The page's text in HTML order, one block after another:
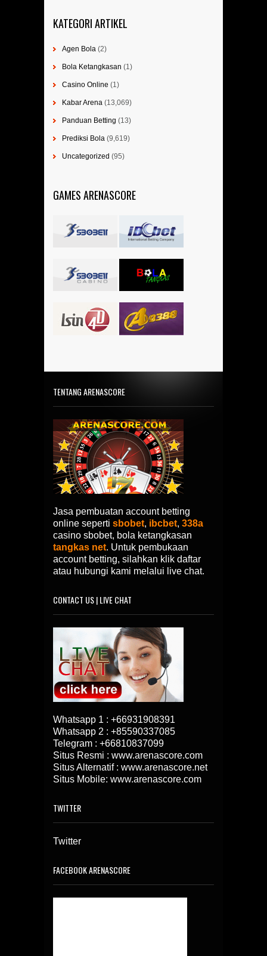
KATEGORI ARTIKEL
Agen Bola (2)
Bola Ketangkasan (1)
Casino Online (1)
Kabar Arena (13,069)
Panduan Betting (13)
Prediksi Bola (9,619)
Uncategorized (95)
GAMES ARENASCORE
TENTANG ARENASCORE
Jasa pembuatan account betting
online seperti sbobet, ibcbet, 338a
casino sbobet, bola ketangkasan
tangkas net. Untuk pembukaan
account betting, silahkan klik daftar
atau hubungi kami melalui live chat.
CONTACT US | LIVE CHAT
Whatsapp 1 : +66931908391
Whatsapp 2 : +85590337085
Telegram : +66810837099
Situs Resmi : www.arenascore.com
Situs Alternatif : www.arenascore.net
Situs Mobile: www.arenascore.com
TWITTER
Twitter
FACEBOOK ARENASCORE